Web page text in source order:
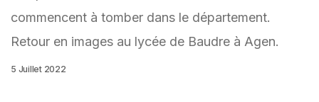
commencent à tomber dans le département.
Retour en images au lycée de Baudre à Agen.
5 Juillet 2022